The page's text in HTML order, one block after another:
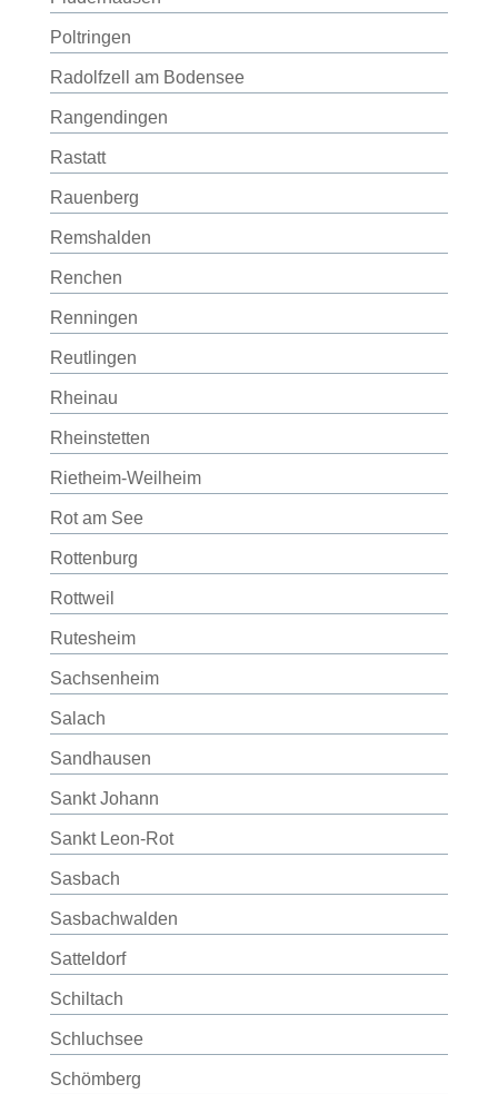
Poltringen
Radolfzell am Bodensee
Rangendingen
Rastatt
Rauenberg
Remshalden
Renchen
Renningen
Reutlingen
Rheinau
Rheinstetten
Rietheim-Weilheim
Rot am See
Rottenburg
Rottweil
Rutesheim
Sachsenheim
Salach
Sandhausen
Sankt Johann
Sankt Leon-Rot
Sasbach
Sasbachwalden
Satteldorf
Schiltach
Schluchsee
Schömberg